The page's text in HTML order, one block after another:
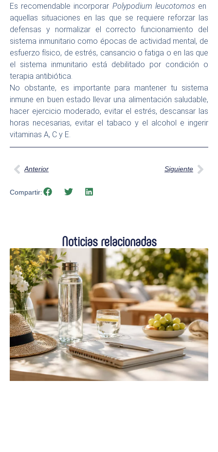
Es recomendable incorporar Polypodium leucotomos en
aquellas situaciones en las que se requiere reforzar las
defensas y normalizar el correcto funcionamiento del
sistema inmunitario como épocas de actividad mental, de
esfuerzo físico, de estrés, cansancio o fatiga o en las que
el sistema inmunitario está debilitado por condición o
terapia antibiótica.
No obstante, es importante para mantener tu sistema
inmune en buen estado llevar una alimentación saludable,
hacer ejercicio moderado, evitar el estrés, descansar las
horas necesarias, evitar el tabaco y el alcohol e ingerir
vitaminas A, C y E.
Anterior Siguiente
Compartir:
Noticias relacionadas